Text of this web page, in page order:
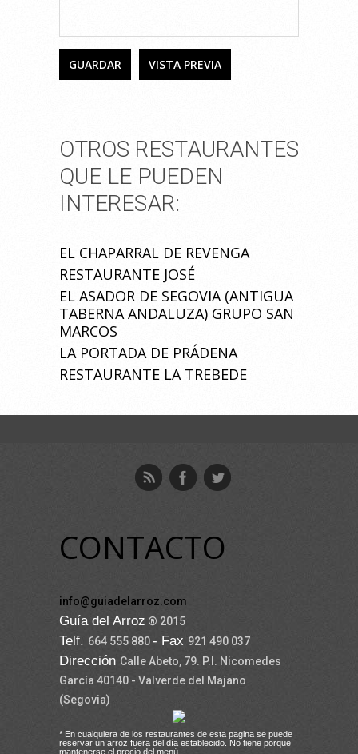
OTROS RESTAURANTES
QUE LE PUEDEN
INTERESAR:
EL CHAPARRAL DE REVENGA
RESTAURANTE JOSÉ
EL ASADOR DE SEGOVIA (ANTIGUA
TABERNA ANDALUZA) GRUPO SAN
MARCOS
LA PORTADA DE PRÁDENA
RESTAURANTE LA TREBEDE
CONTACTO
info@guiadelarroz.com
Guía del Arroz ® 2015
Telf. 664 555 880- Fax 921 490 037
Dirección Calle Abeto, 79. P.I. Nicomedes
García 40140 - Valverde del Majano
(Segovia)
* En cualquiera de los restaurantes de esta pagina se puede
reservar un arroz fuera del día establecido. No tiene porque
mantenerse el precio del menú.